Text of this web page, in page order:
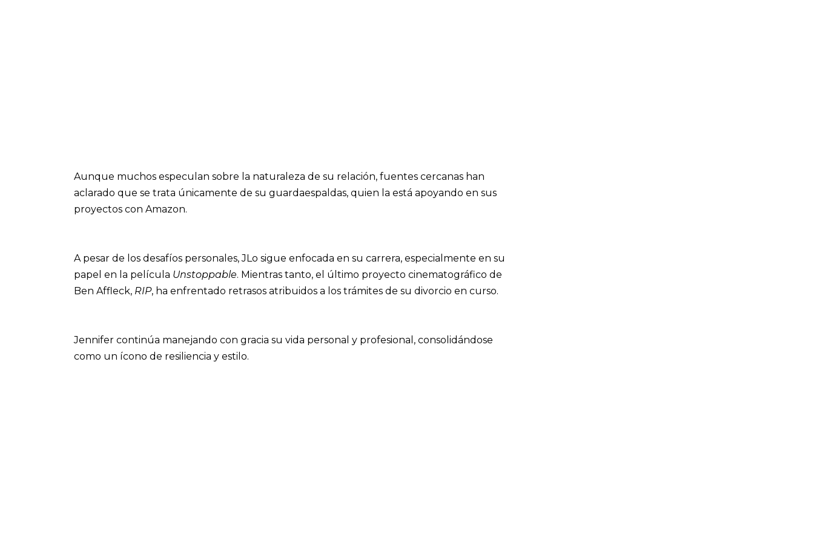
Aunque muchos especulan sobre la naturaleza de su relación, fuentes cercanas han
aclarado que se trata únicamente de su guardaespaldas, quien la está apoyando en sus
proyectos con Amazon.
A pesar de los desafíos personales, JLo sigue enfocada en su carrera, especialmente en su
papel en la película Unstoppable. Mientras tanto, el último proyecto cinematográfico de
Ben Affleck, RIP, ha enfrentado retrasos atribuidos a los trámites de su divorcio en curso.
Jennifer continúa manejando con gracia su vida personal y profesional, consolidándose
como un ícono de resiliencia y estilo.